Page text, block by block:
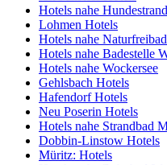
Hotels nahe Hundestrand
Lohmen Hotels
Hotels nahe
Hotels nahe Badestelle
Hotels nahe Wockersee
Gehlsbach Hotels
Hafendorf Hotels
Neu Poserin Hotels
Hotels nahe Strandbad
Dobbin-Linstow Hotels
Müritz: Hotels